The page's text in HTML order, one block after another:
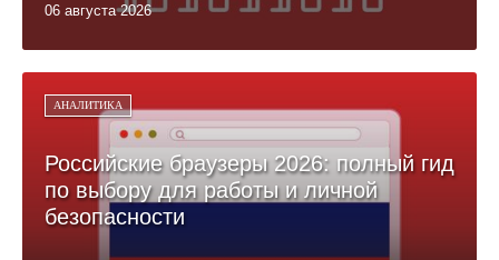
06 августа 2026
АНАЛИТИКА
Российские браузеры 2026: полный гид
по выбору для работы и личной
безопасности